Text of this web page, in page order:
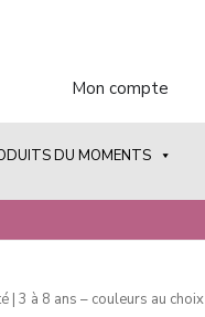
Mon compte
DU MOMENTS
| 3 à 8 ans – couleurs au choix